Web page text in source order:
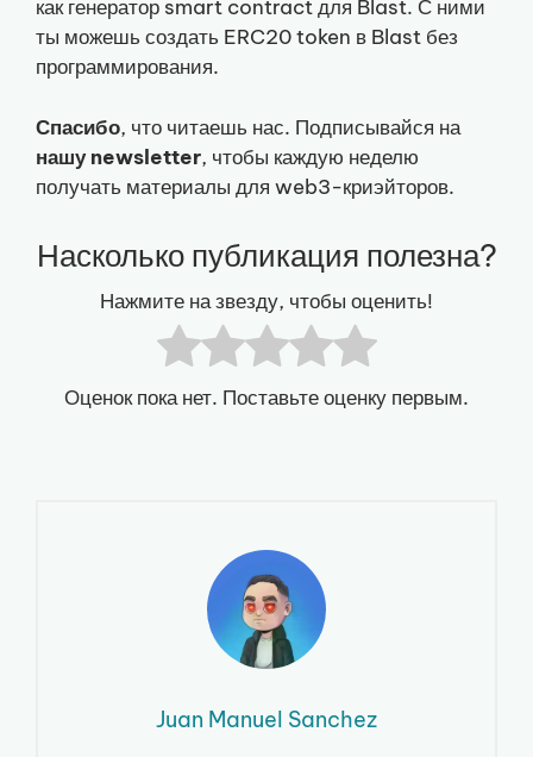
как генератор smart contract для Blast. С ними
ты можешь создать ERC20 token в Blast без
программирования.
Спасибо, что читаешь нас. Подписывайся на
нашу newsletter, чтобы каждую неделю
получать материалы для web3-криэйторов.
Насколько публикация полезна?
Нажмите на звезду, чтобы оценить!
Оценок пока нет. Поставьте оценку первым.
Juan Manuel Sanchez